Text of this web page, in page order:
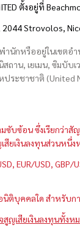
ตั้งอยู่ที่
2044 Strovolos,
นักหรืออยู่ในเขต
ถาน, เยเมน, ซิมบั
ระชาชาติ
บซ้อน ซึ่งเรียกว่า
ยเงินลงทุนส่วนหนึ่
EUR/USD,
ติบุคคลใด สำหรับ
ญเสียเงินลงทุนทั้ง